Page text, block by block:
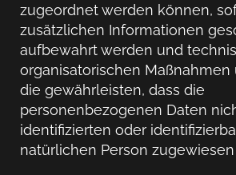
zugeordnet werden können,
zusätzlichen Informationen
aufbewahrt werden und
organisatorischen Maßnahmen
die gewährleisten, dass die
personenbezogenen Daten
identifizierten oder
natürlichen Person